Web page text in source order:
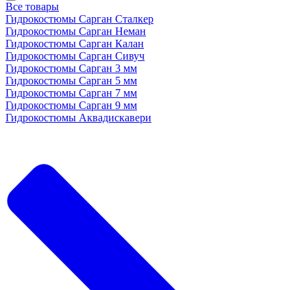
Все товары
Гидрокостюмы Сарган Сталкер
Гидрокостюмы Сарган Неман
Гидрокостюмы Сарган Калан
Гидрокостюмы Сарган Сивуч
Гидрокостюмы Сарган 3 мм
Гидрокостюмы Сарган 5 мм
Гидрокостюмы Сарган 7 мм
Гидрокостюмы Сарган 9 мм
Гидрокостюмы Аквадискавери